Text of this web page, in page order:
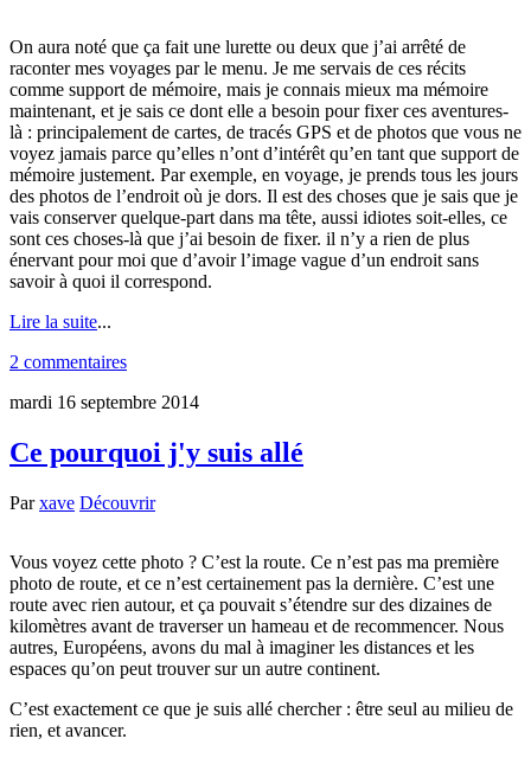
On aura noté que ça fait une lurette ou deux que j’ai arrêté de
raconter mes voyages par le menu. Je me servais de ces récits
comme support de mémoire, mais je connais mieux ma mémoire
maintenant, et je sais ce dont elle a besoin pour fixer ces aventures-
là : principalement de cartes, de tracés GPS et de photos que vous ne
voyez jamais parce qu’elles n’ont d’intérêt qu’en tant que support de
mémoire justement. Par exemple, en voyage, je prends tous les jours
des photos de l’endroit où je dors. Il est des choses que je sais que je
vais conserver quelque-part dans ma tête, aussi idiotes soit-elles, ce
sont ces choses-là que j’ai besoin de fixer. il n’y a rien de plus
énervant pour moi que d’avoir l’image vague d’un endroit sans
savoir à quoi il correspond.
Lire la suite...
2 commentaires
mardi 16 septembre 2014
Ce pourquoi j'y suis allé
Parxave Découvrir
Vous voyez cette photo ? C’est la route. Ce n’est pas ma première
photo de route, et ce n’est certainement pas la dernière. C’est une
route avec rien autour, et ça pouvait s’étendre sur des dizaines de
kilomètres avant de traverser un hameau et de recommencer. Nous
autres, Européens, avons du mal à imaginer les distances et les
espaces qu’on peut trouver sur un autre continent.
C’est exactement ce que je suis allé chercher : être seul au milieu de
rien, et avancer.